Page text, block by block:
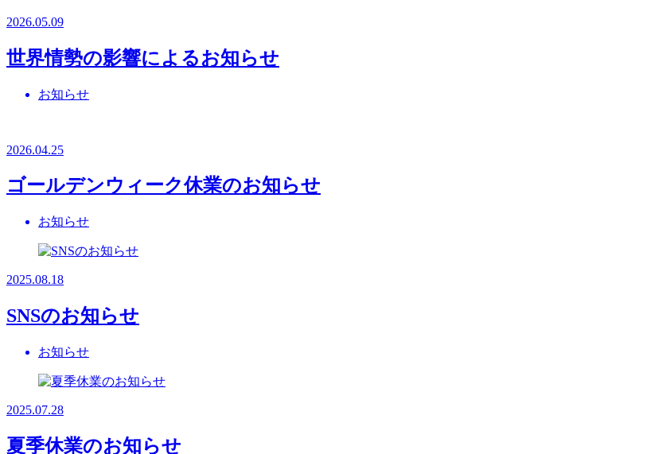
2026.05.09
世界情勢の影響によるお知らせ
お知らせ
2026.04.25
ゴールデンウィーク休業のお知らせ
お知らせ
2025.08.18
SNSのお知らせ
お知らせ
2025.07.28
夏季休業のお知らせ